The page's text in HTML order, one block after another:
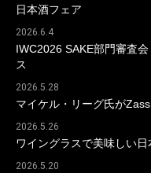
日本酒フェア
2026.6.4
IWC2026 SAKE部門審査
ス
2026.5.28
マイケル・リーグ氏が
2026.5.26
ワイングラスで美味しい
2026.5.20